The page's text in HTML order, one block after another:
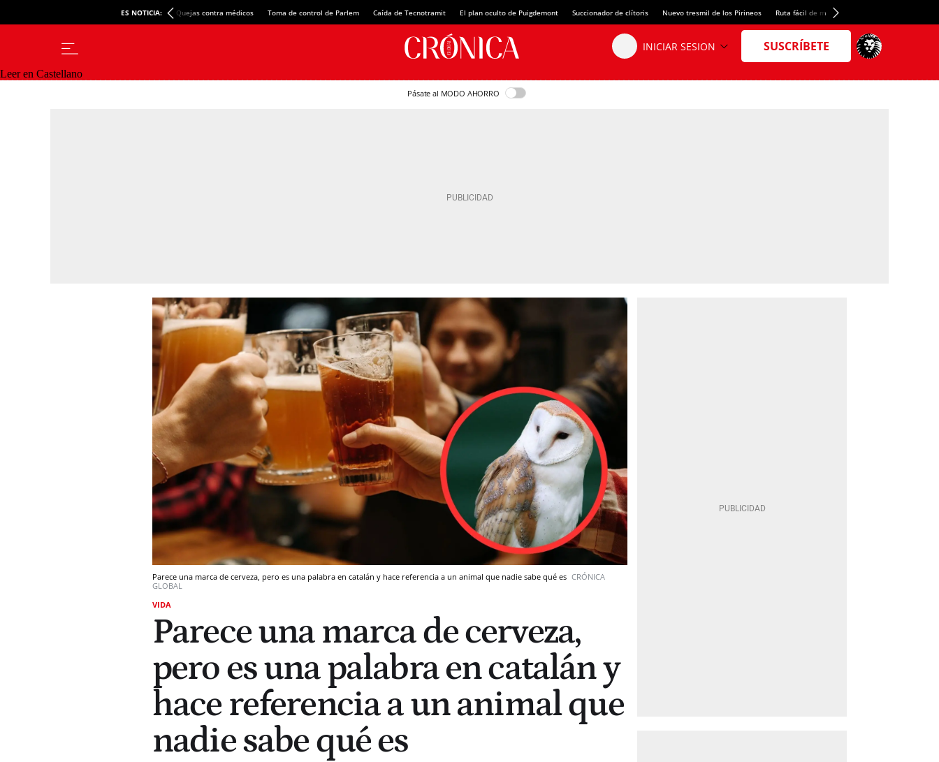
ES NOTICIA: Quejas contra médicos Toma de control de Parlem Caída de Tecnotramit El plan oculto de Puigdemont Succionador de clítoris Nuevo tresmil de los Pirineos Ruta fácil de montaña
Leer en Castellano
Pásate al MODO AHORRO
Parece una marca de cerveza, pero es una palabra en catalán y hace referencia a un animal que nadie sabe qué es CRÓNICA
GLOBAL
VIDA
Parece una marca de cerveza,
pero es una palabra en catalán y
hace referencia a un animal que
nadie sabe qué es